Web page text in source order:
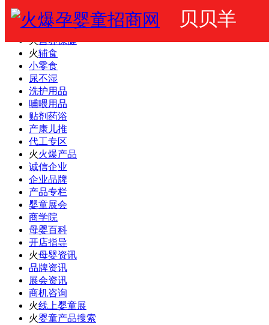
贝贝羊
火爆婴童网
婴幼儿奶粉
火营养保健
火辅食
小零食
尿不湿
洗护用品
哺喂用品
贴剂药浴
产康儿推
代工专区
火火爆产品
诚信企业
企业品牌
产品专栏
婴童展会
商学院
母婴百科
开店指导
火母婴资讯
品牌资讯
展会资讯
商机咨询
火线上婴童展
火婴童产品搜索